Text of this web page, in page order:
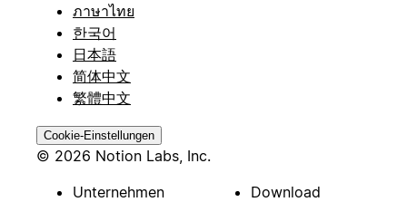
ภาษาไทย
한국어
日本語
简体中文
繁體中文
Cookie-Einstellungen
© 2026 Notion Labs, Inc.
Unternehmen
Download